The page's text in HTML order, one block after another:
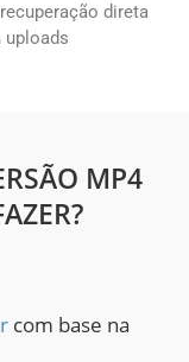
direta
uploads
MP4
com base na